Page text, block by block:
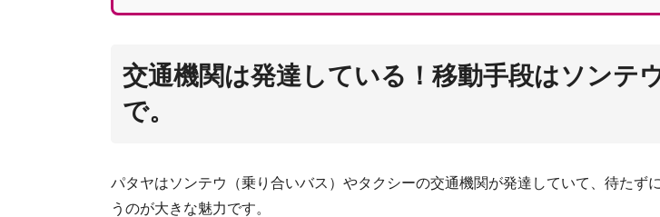
交通機関は発達している！移動手段はソンテ
で。
パタヤはソンテウ（乗り合いバス）やタクシーの交通機関が発達していて、待たず
うのが大きな魅力です。